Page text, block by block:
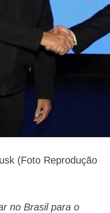
(Foto Reprodução
no Brasil para o